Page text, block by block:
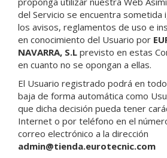
del Servicio se encuentra sometida
los avisos, reglamentos de uso e
en conocimiento del Usuario por
NAVARRA, S.L previsto en estas
en cuanto no se opongan a ellas.
El Usuario registrado podrá en
baja de forma automática como
que dicha decisión pueda tener
Internet o por teléfono en el
correo electrónico a la dirección
admin@tienda.eurotecnic.com